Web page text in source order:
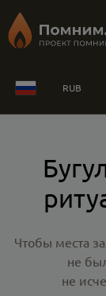
RUB
Чтобы места
не
не